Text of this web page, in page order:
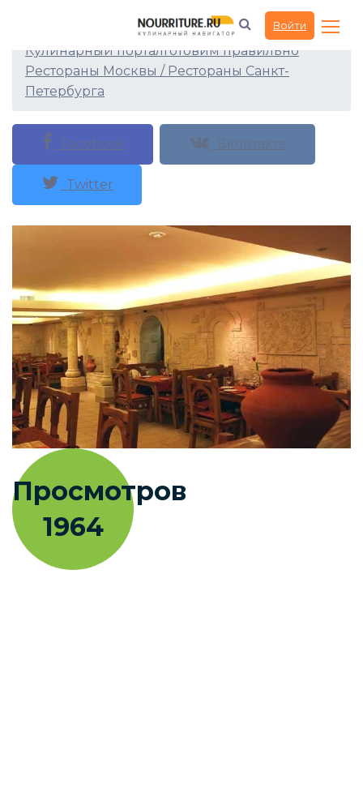
Войти
Ресторан Урарту
Кулинарный порталГотовим правильно
Рестораны Москвы / Рестораны Санкт-
Петербурга
Facebook Вконтакте
Twitter
Просмотров
1964